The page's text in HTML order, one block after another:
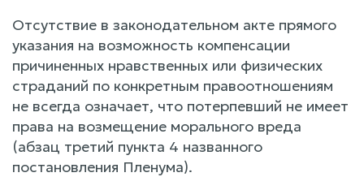
Отсутствие в законодательном акте прямого
указания на возможность компенсации
причиненных нравственных или физических
страданий по конкретным правоотношениям
не всегда означает, что потерпевший не имеет
права на возмещение морального вреда
(абзац третий пункта 4 названного
постановления Пленума).